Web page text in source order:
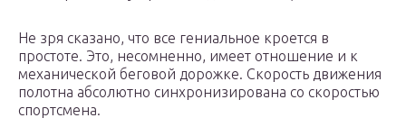
Не зря сказано, что все гениальное кроется в
простоте. Это, несомненно, имеет отношение и к
механической беговой дорожке. Скорость движения
полотна абсолютно синхронизирована со скоростью
спортсмена.